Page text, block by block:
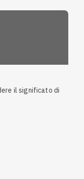
il significato di